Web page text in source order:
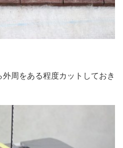
周をある程度カットしておき